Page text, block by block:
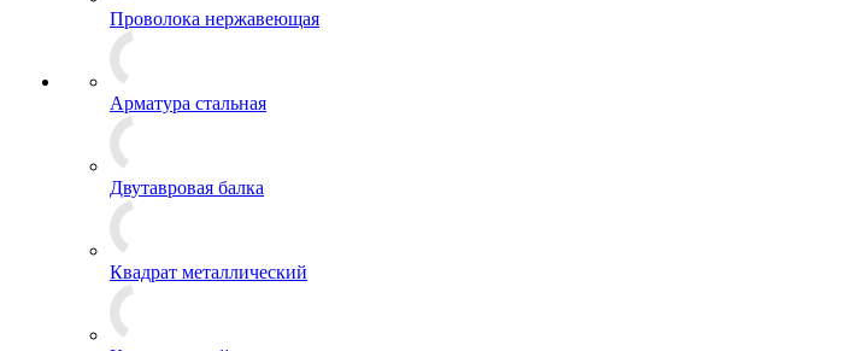
Проволока нержавеющая
Арматура стальная
Двутавровая балка
Квадрат металлический